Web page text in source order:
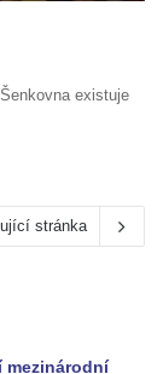
existuje
stránka
mezinárodní